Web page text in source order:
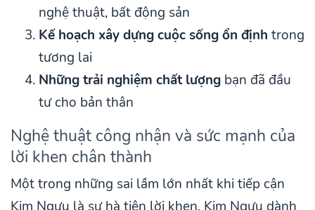
nghệ thuật, bất động sản
Kế hoạch xây dựng cuộc sống ổn định trong
tương lai
Những trải nghiệm chất lượng bạn đã đầu
tư cho bản thân
Nghệ thuật công nhận và sức mạnh của
lời khen chân thành
Một trong những sai lầm lớn nhất khi tiếp cận